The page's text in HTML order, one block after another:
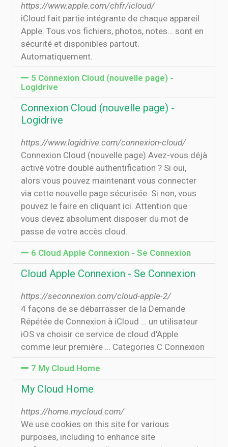
https://www.apple.com/chfr/icloud/
iCloud fait partie intégrante de chaque appareil
Apple. Tous vos fichiers, photos, notes… sont en
sécurité et disponibles partout.
Automatiquement.
5 Connexion Cloud (nouvelle page) -
Logidrive
Connexion Cloud (nouvelle page) -
Logidrive
https://www.logidrive.com/connexion-cloud/
Connexion Cloud (nouvelle page) Avez-vous déjà
activé votre double authentification ? Si oui,
alors vous pouvez maintenant vous connecter
via cette nouvelle page sécurisée. Si non, vous
pouvez le faire en cliquant ici. Attention que
vous devez absolument disposer du mot de
passe de votre accès cloud.
6 Cloud Apple Connexion - Se Connexion
Cloud Apple Connexion - Se Connexion
https://seconnexion.com/cloud-apple-2/
4 façons de se débarrasser de la Demande
Répétée de Connexion à iCloud … un utilisateur
iOS va choisir ce service de cloud d'Apple
comme leur première … Categories C Connexion
7 My Cloud Home
My Cloud Home
https://home.mycloud.com/
We use cookies on this site for various
purposes, including to enhance site